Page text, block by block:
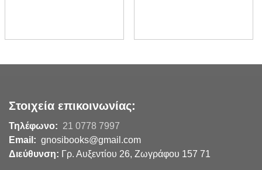
Στοιχεία επικοινωνίας:
Τηλέφωνο: 21 0778 7997
Email: gnosibooks@gmail.com
Διεύθυνση: Γρ. Αυξεντίου 26, Ζωγράφου 157 71